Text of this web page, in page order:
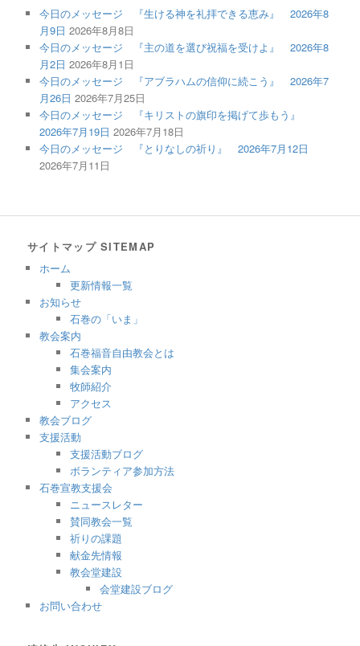
今日のメッセージ 『生ける神を礼拝できる恵み』 2026年8
月9日 2026年8月8日
今日のメッセージ 『主の道を選び祝福を受けよ』 2026年8
月2日 2026年8月1日
今日のメッセージ 『アブラハムの信仰に続こう』 2026年7
月26日 2026年7月25日
今日のメッセージ 『キリストの旗印を掲げて歩もう』
2026年7月19日 2026年7月18日
今日のメッセージ 『とりなしの祈り』 2026年7月12日
2026年7月11日
サイトマップ SITEMAP
ホーム
更新情報一覧
お知らせ
石巻の「いま」
教会案内
石巻福音自由教会とは
集会案内
牧師紹介
アクセス
教会ブログ
支援活動
支援活動ブログ
ボランティア参加方法
石巻宣教支援会
ニュースレター
賛同教会一覧
祈りの課題
献金先情報
教会堂建設
会堂建設ブログ
お問い合わせ